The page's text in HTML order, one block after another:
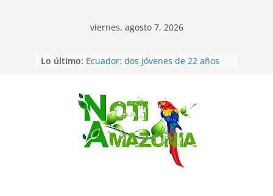
Saltar
viernes, agosto 7, 2026
Lo último: sobre los efectos de dormir mal en
desaparecidos fueron encontrados
muertos en Puerto lopez
Sentencian a 34 años de prisión a
implicados en caso de Alison,
oriunda de Tena
Vozinha, el arquero sensación de